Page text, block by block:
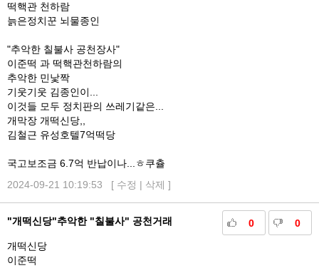
떡핵관 천하람
늙은정치꾼 뇌물종인
"추악한 칠불사 공천장사"
이준떡 과 떡핵관천하람의
추악한 민낯짝
기웃기웃 김종인이...
이것들 모두 정치판의 쓰레기같은...
개막장 개떡신당,,
김철근 유성호텔7억떡당
국고보조금 6.7억 반납이나...ㅎ쿠츌
2024-09-21 10:19:53 [ 수정 | 삭제 ]
0 0
"개떡신당"추악한 "칠불사" 공천거래
개떡신당
이준떡